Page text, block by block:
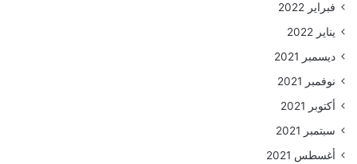
فبراير 2022
يناير 2022
ديسمبر 2021
نوفمبر 2021
أكتوبر 2021
سبتمبر 2021
أغسطس 2021